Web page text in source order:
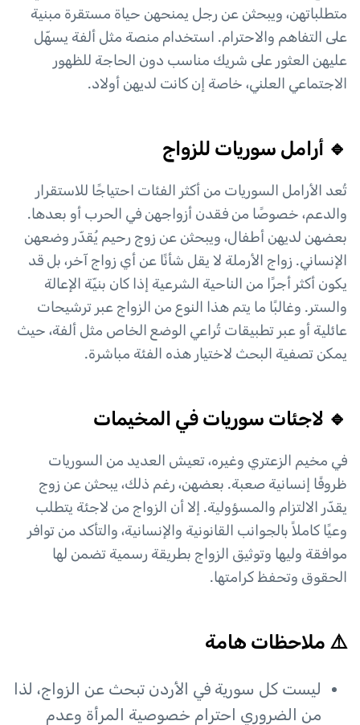
متطلباتهن، ويبحثن عن رجل يمنحهن حياة مستقرة مبنية
على التفاهم والاحترام. استخدام منصة مثل ألفة يسهّل
عليهن العثور على شريك مناسب دون الحاجة للظهور
الاجتماعي العلني، خاصة إن كانت لديهن أولاد.
🔹 أرامل سوريات للزواج
تُعد الأرامل السوريات من أكثر الفئات احتياجًا للاستقرار
والدعم، خصوصًا من فقدن أزواجهن في الحرب أو بعدها.
بعضهن لديهن أطفال، ويبحثن عن زوج رحيم يُقدّر وضعهن
الإنساني. زواج الأرملة لا يقل شأنًا عن أي زواج آخر، بل قد
يكون أكثر أجرًا من الناحية الشرعية إذا كان بنيّة الإعالة
والستر. وغالبًا ما يتم هذا النوع من الزواج عبر ترشيحات
عائلية أو عبر تطبيقات تُراعي الوضع الخاص مثل ألفة، حيث
يمكن تصفية البحث لاختيار هذه الفئة مباشرة.
🔹 لاجئات سوريات في المخيمات
في مخيم الزعتري وغيره، تعيش العديد من السوريات
ظروفًا إنسانية صعبة. بعضهن، رغم ذلك، يبحثن عن زوج
يقدّر الالتزام والمسؤولية. إلا أن الزواج من لاجئة يتطلب
وعيًا كاملاً بالجوانب القانونية والإنسانية، والتأكد من توافر
موافقة وليها وتوثيق الزواج بطريقة رسمية تضمن لها
الحقوق وتحفظ كرامتها.
⚠️ ملاحظات هامة
ليست كل سورية في الأردن تبحث عن الزواج، لذا
من الضروري احترام خصوصية المرأة وعدم